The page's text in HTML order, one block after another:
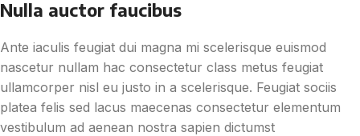
Nulla auctor faucibus
Ante iaculis feugiat dui magna mi scelerisque euismod
nascetur nullam hac consectetur class metus feugiat
ullamcorper nisl eu justo in a scelerisque. Feugiat sociis
platea felis sed lacus maecenas consectetur elementum
vestibulum ad aenean nostra sapien dictumst